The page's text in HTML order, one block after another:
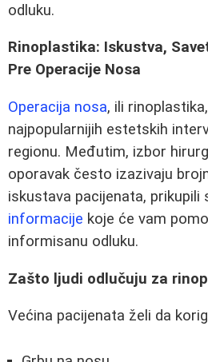
odluku.
Rinoplastika: Iskustva,
Pre Operacije Nosa
Operacija nosa, ili
najpopularnijih estetskih
regionu. Međutim, izbor
oporavak često izazivaju
iskustava pacijenata, prikupili
informacije koje će vam
informisanu odluku.
Zašto ljudi odlučuju za
Većina pacijenata želi da